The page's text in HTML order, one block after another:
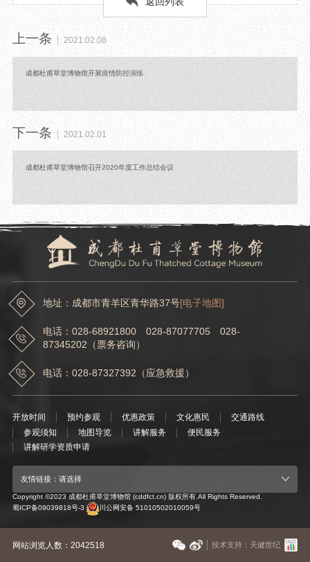
上一条 2021.02.08
成都杜甫草堂博物馆开展疫情防控演练
下一条 2021.02.01
成都杜甫草堂博物馆召开2020年度工作总结会议
地址：成都市青羊区青华路37号[电子地图]
电话：028-68921800 028-87077705 028-
87345202（票务咨询）
电话：028-87327392（应急救援）
开放时间 预约参观 优惠政策 文化惠民
交通路线
参观须知
地图导览 讲解服务
便民服务
讲解研学资质申请
友情链接：请选择
Copyright ©2023 成都杜甫草堂博物馆 (cddfct.cn) 版权所有.All Rights Reserved.
蜀ICP备09039818号-3
川公网安备 51010502010059号
网站浏览人数：2042518 技术支持：天健世纪